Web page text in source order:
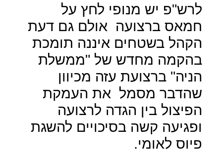
לרש"פ יש מנופי לחץ על
חמאס ברצועה אולם גם דעת
הקהל בשטחים איננה תומכת
בהקמה מחדש של "ממשלת
הניה" ברצועת עזה מכיוון
שהדבר מסמל את העמקת
הפיצול בין הגדה לרצועה
ופגיעה קשה בסיכויים להשגת
פיוס לאומי.